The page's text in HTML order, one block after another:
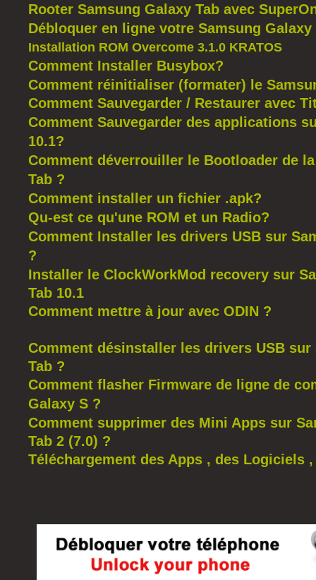
Rooter Samsung Galaxy Tab avec
Débloquer en ligne votre Samsung Galaxy
Installation ROM Overcome 3.1.0 KRATOS
Comment Installer Busybox?
Comment réinitialiser (formater) le
Comment Sauvegarder / Restaurer avec
Comment Sauvegarder des applications
10.1?
Comment déverrouiller le Bootloader de
Tab ?
Comment installer un fichier .apk?
Qu-est ce qu'une ROM et un Radio?
Comment Installer les drivers USB sur
?
Installer le ClockWorkMod recovery sur
Tab 10.1
Comment mettre à jour avec ODIN ?
Comment désinstaller les drivers USB sur
Tab ?
Comment flasher Firmware de ligne de
Galaxy S ?
Comment supprimer des Mini Apps sur
Tab 2 (7.0) ?
Téléchargement des Apps , des Logiciels